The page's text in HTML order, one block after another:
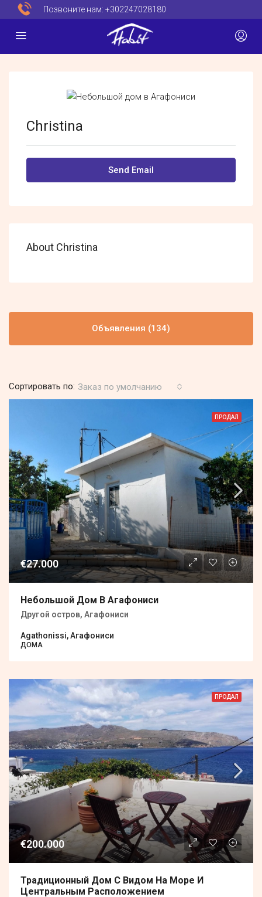
Позвоните нам: +302247028180
Christina
Send Email
About Christina
Объявления (134)
Сортировать по: Заказ по умолчанию
ПРОДАЛ
€27.000
Небольшой Дом В Агафониси
Другой остров, Агафониси
Agathonissi, Агафониси
ДОМА
ПРОДАЛ
€200.000
Традиционный Дом С Видом На Море И
Центральным Расположением